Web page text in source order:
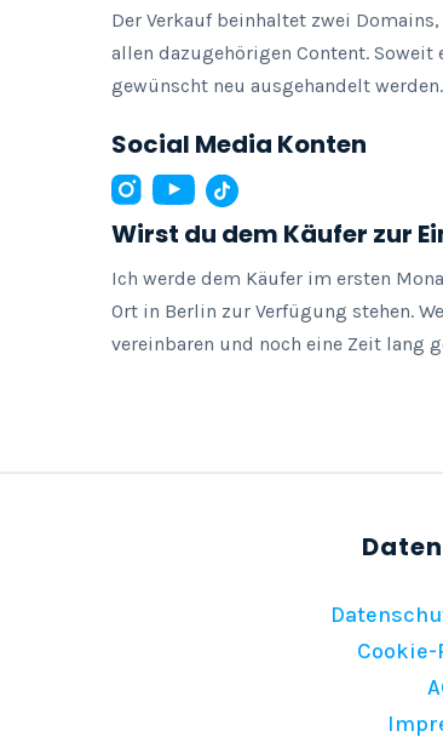
Social Media Konten
Der Verkauf beinhaltet zwei
allen dazugehörigen Content.
gewünscht neu ausgehandelt werden.
Wirst du dem Käufer zur
Ich werde dem Käufer im ersten
Ort in Berlin zur Verfügung stehen.
vereinbaren und noch eine Zeit lang